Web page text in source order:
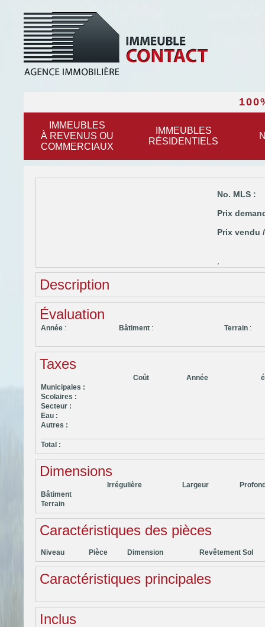
IMMEUBLES
À REVENUS OU
COMMERCIAUX
IMMEUBLES
RÉSIDENTIELS
No. MLS :
Prix
Prix vendu
Description
Évaluation
Année : Bâtiment : Terrain :
Taxes
Coût Année
Municipales :
Scolaires :
Secteur :
Eau :
Autres :
Total :
Dimensions
Irrégulière Largeur
Bâtiment
Terrain
Caractéristiques des pièces
Niveau Pièce Dimension Revêtement Sol
Caractéristiques principales
Inclus